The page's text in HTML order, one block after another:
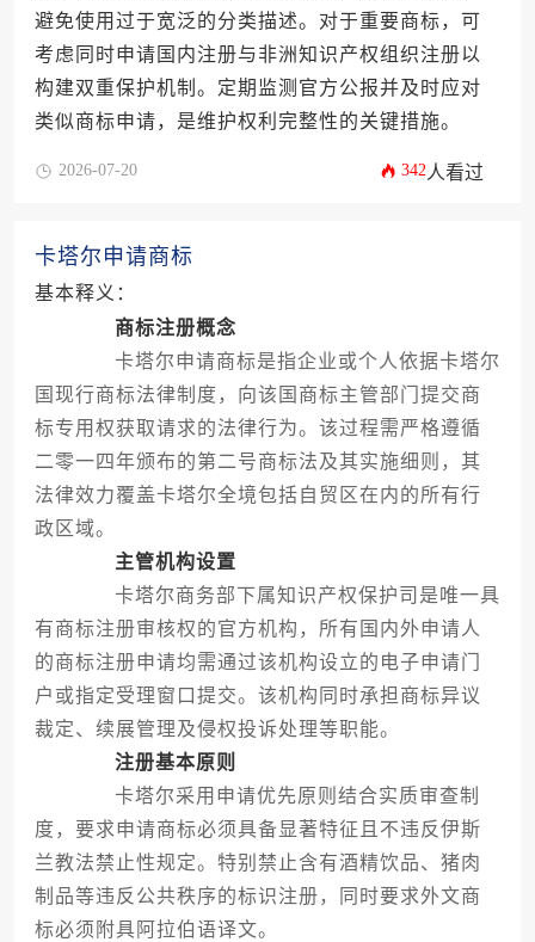
避免使用过于宽泛的分类描述。对于重要商标，可
考虑同时申请国内注册与非洲知识产权组织注册以
构建双重保护机制。定期监测官方公报并及时应对
类似商标申请，是维护权利完整性的关键措施。
2026-07-20 342人看过
卡塔尔申请商标
基本释义：
商标注册概念
卡塔尔申请商标是指企业或个人依据卡塔尔
国现行商标法律制度，向该国商标主管部门提交商
标专用权获取请求的法律行为。该过程需严格遵循
二零一四年颁布的第二号商标法及其实施细则，其
法律效力覆盖卡塔尔全境包括自贸区在内的所有行
政区域。
主管机构设置
卡塔尔商务部下属知识产权保护司是唯一具
有商标注册审核权的官方机构，所有国内外申请人
的商标注册申请均需通过该机构设立的电子申请门
户或指定受理窗口提交。该机构同时承担商标异议
裁定、续展管理及侵权投诉处理等职能。
注册基本原则
卡塔尔采用申请优先原则结合实质审查制
度，要求申请商标必须具备显著特征且不违反伊斯
兰教法禁止性规定。特别禁止含有酒精饮品、猪肉
制品等违反公共秩序的标识注册，同时要求外文商
标必须附具阿拉伯语译文。